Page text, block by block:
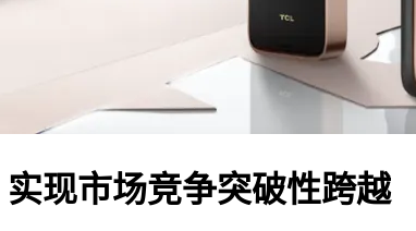
现市场竞争突破性跨越